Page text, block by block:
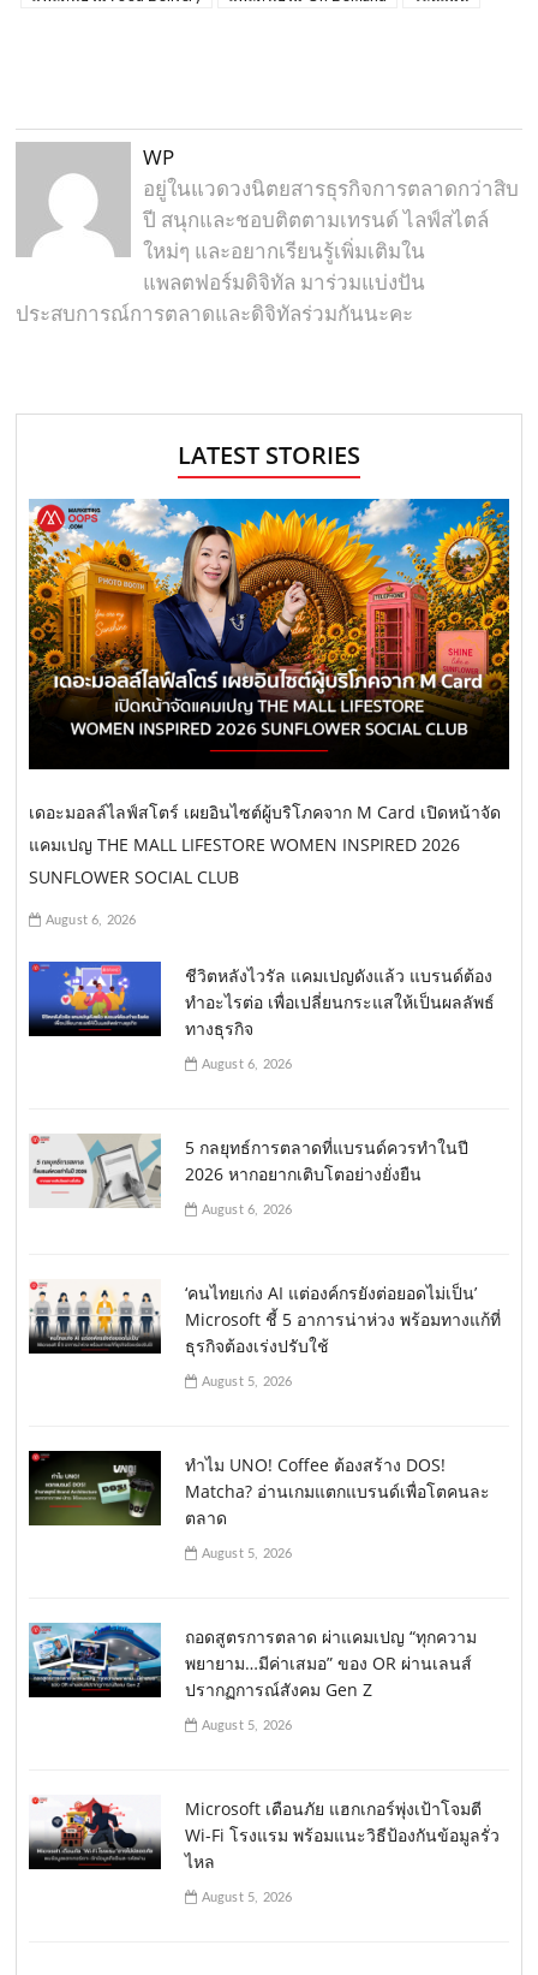
WP
อยู่ในแวดวงนิตยสารธุรกิจการตลาดกว่าสิบ
ปี สนุกและชอบติตตามเทรนด์ ไลฟ์สไตล์
ใหม่ๆ และอยากเรียนรู้เพิ่มเติมใน
แพลตฟอร์มดิจิทัล มาร่วมแบ่งปัน
ประสบการณ์การตลาดและดิจิทัลร่วมกันนะคะ
LATEST STORIES
เดอะมอลล์ไลฟ์สโตร์ เผยอินไซต์ผู้บริโภคจาก M Card เปิดหน้าจัด
แคมเปญ THE MALL LIFESTORE WOMEN INSPIRED 2026
SUNFLOWER SOCIAL CLUB
August 6, 2026
ชีวิตหลังไวรัล แคมเปญดังแล้ว แบรนด์ต้อง
ทำอะไรต่อ เพื่อเปลี่ยนกระแสให้เป็นผลลัพธ์
ทางธุรกิจ
August 6, 2026
5 กลยุทธ์การตลาดที่แบรนด์ควรทำในปี
2026 หากอยากเติบโตอย่างยั่งยืน
August 6, 2026
‘คนไทยเก่ง AI แต่องค์กรยังต่อยอดไม่เป็น’
Microsoft ชี้ 5 อาการน่าห่วง พร้อมทางแก้ที่
ธุรกิจต้องเร่งปรับใช้
August 5, 2026
ทำไม UNO! Coffee ต้องสร้าง DOS!
Matcha? อ่านเกมแตกแบรนด์เพื่อโตคนละ
ตลาด
August 5, 2026
ถอดสูตรการตลาด ผ่าแคมเปญ “ทุกความ
พยายาม…มีค่าเสมอ” ของ OR ผ่านเลนส์
ปรากฏการณ์สังคม Gen Z
August 5, 2026
Microsoft เตือนภัย แฮกเกอร์พุ่งเป้าโจมตี
Wi-Fi โรงแรม พร้อมแนะวิธีป้องกันข้อมูลรั่ว
ไหล
August 5, 2026